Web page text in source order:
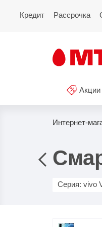
Кредит Рассрочка
Акции
Акции
Интернет-
Серия: vivo